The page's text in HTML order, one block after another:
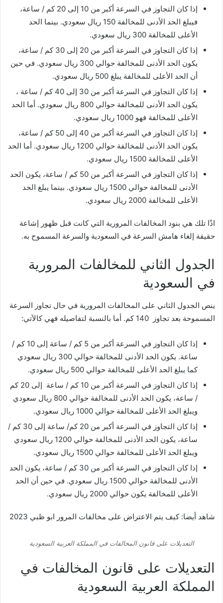
إذا كان التجاوز في السرعة أكبر من 10 إلى 20 كم / ساعة،
فيبلغ الحد الأدنى للمخالفة 150 ريال سعودي. بينما الحد
الأعلى للمخالفة 300 ريال سعودي.
إذا كان التجاوز في السرعة أكبر من 20 إلى 30 كم / ساعة،
يكون الحد الأدنى للمخالفة حوالي 300 ريال سعودي. في حين
أن الحد الأعلى للمخالفة يبلغ 500 ريال سعودي.
إذا كان التجاوز في السرعة أكبر من 30 إلى 40 كم / ساعة ،
يكون الحد الأدنى للمخالفة حوالي 800 ريال سعودي. أما الحد
الأعلى للمخالفة فهو 1000 ريال سعودي.
إذا كان التجاوز في السرعة أكبر من 40 إلى 50 كم / ساعة،
يكون الحد الأدنى للمخالفة حوالي 1200 ريال سعودي. أما الحد
الأعلى للمخالفة 1500 ريال سعودي.
إذا كان التجاوز في السرعة أكبر من 50 كم / ساعة، يكون الحد
الأدنى للمخالفة حوالي 1500 ريال سعودي. بينما يبلغ الحد
الأعلى للمخالفة 2000 ريال سعودي.
اذًا تلك هي بنود المخالفات المرورية التي كانت قبل ظهور إشاعة
حقيقة إلغاء هامش السرعة في السعودية والسرعة المسموح به.
الجدول الثاني للمخالفات المرورية
في السعودية
ينص الجدول الثاني على المخالفات المرورية في حال تجاوز السرعة
المسموحة بعد تجاوز 140 كم. أما بالنسبة لتفاصيله فهي كالآتي:
إذا كان التجاوز في السرعة أكبر من 5 كم / ساعة إلى 10 كم /
ساعة. يكون الحد الأدنى للمخالفة حوالي 300 ريال سعودي
كما يبلغ الحد الأعلى للمخالفة حوالي 500 ريال سعودي.
إذا كان التجاوز في السرعة أكبر من 10 كم / ساعة إلى 20 كم
/ ساعة، يكون الحد الأدنى للمخالفة حوالي 800 ريال سعودي
ويبلغ الحد الأعلى للمخالفة حوالي 1000 ريال سعودي.
إذا كان التجاوز في السرعة أكبر من 20 كم/ ساعة إلى 30 كم /
ساعة، يكون الحد الأدنى للمخالفة حوالي 1200 ريال سعودي
ويبلغ الحد الأعلى للمخالفة حوالي 1500 ريال سعودي.
إذا كان التجاوز في السرعة أكبر من 30 كم / ساعة، يكون الحد
الأدنى للمخالفة حوالي 1500 ريال سعودي. في حين أن الحد
الأعلى للمخالفة يكون حوالي 2000 ريال سعودي.
شاهد أيضا: كيف يتم الاعتراض على مخالفات المرور ابو ظبي 2023
التعديلات على قانون المخالفات في المملكة العربية السعودية
التعديلات على قانون المخالفات في
المملكة العربية السعودية